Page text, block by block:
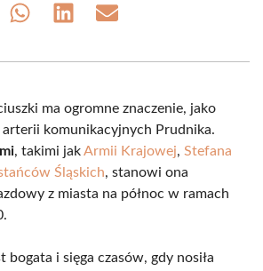
Share Share Share
ma ogromne znaczenie, jako
komunikacyjnych Prudnika.
, takimi jakArmii Krajowej, Stefana
Śląskich, stanowi ona
z miasta na północ w ramach
bogata i sięga czasów, gdy nosiła